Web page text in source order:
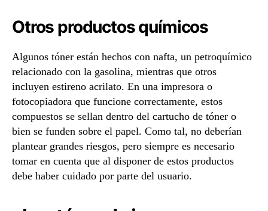
Otros productos químicos
Algunos tóner están hechos con nafta, un petroquímico
relacionado con la gasolina, mientras que otros
incluyen estireno acrilato. En una impresora o
fotocopiadora que funcione correctamente, estos
compuestos se sellan dentro del cartucho de tóner o
bien se funden sobre el papel. Como tal, no deberían
plantear grandes riesgos, pero siempre es necesario
tomar en cuenta que al disponer de estos productos
debe haber cuidado por parte del usuario.